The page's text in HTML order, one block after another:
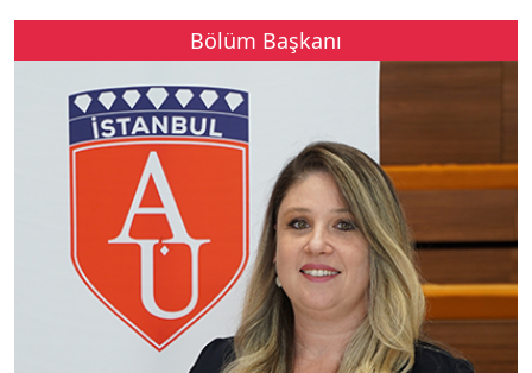
Bölüm Başkanı